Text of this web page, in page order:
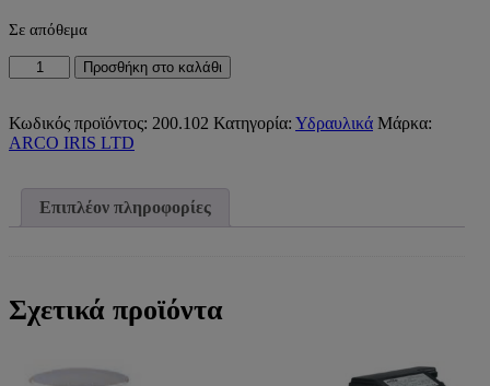
Σε απόθεμα
ΜΑΣΚΑ
ΣΥΡΜΑΤΙΝΗ
ΔΑΠΕΔΟΥ
RIVO)
Προσθήκη στο καλάθι
Κωδικός προϊόντος: 200.102 Κατηγορία: Υδραυλικά Μάρκα:
ARCO IRIS LTD
Επιπλέον πληροφορίες
Σχετικά προϊόντα